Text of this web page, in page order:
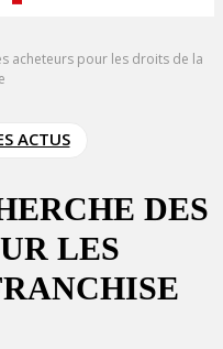
acheteurs pour les droits de la
ACTUS
DES
LES